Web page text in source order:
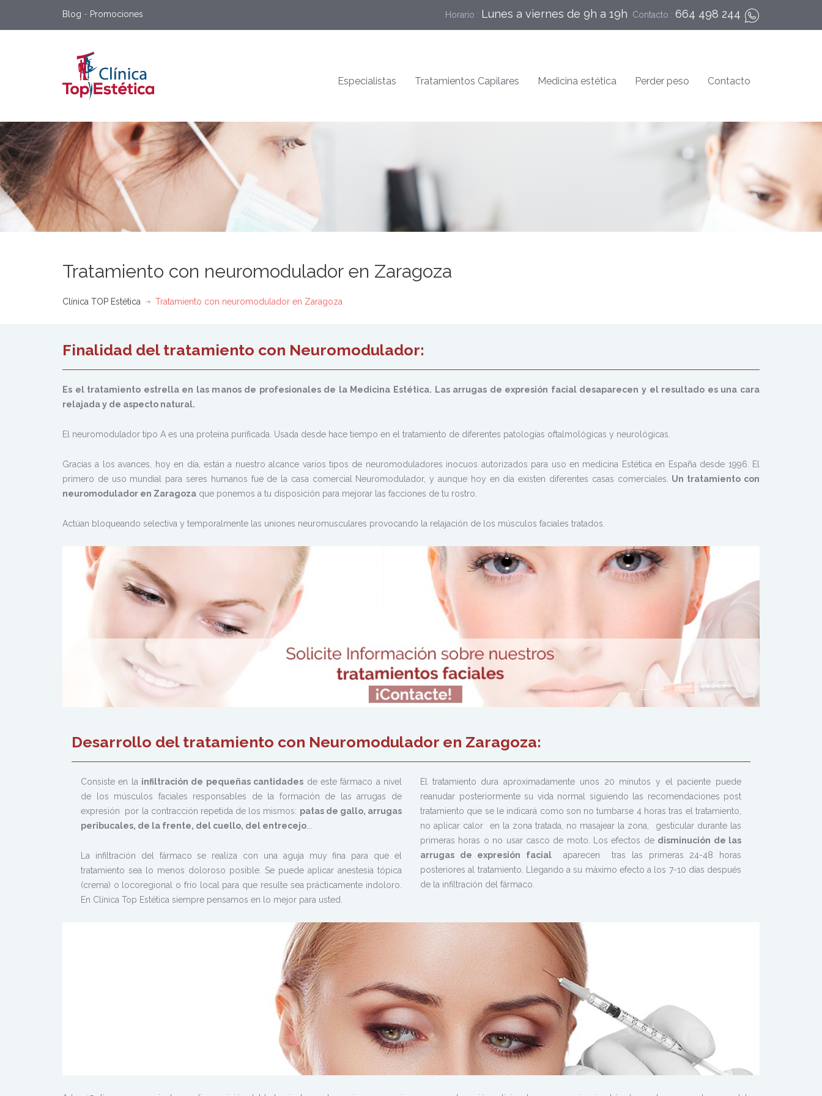
Blog - Promociones Horario : Lunes a viernes de 9h a 19h Contacto : 664 498 244
Especialistas Tratamientos Capilares Medicina estética Perder peso Contacto
Tratamiento con neuromodulador en Zaragoza
Clínica TOP Estética Tratamiento con neuromodulador en Zaragoza
Finalidad del tratamiento con Neuromodulador:
Es el tratamiento estrella en las manos de profesionales de la Medicina Estética. Las arrugas de expresión facial desaparecen y el resultado es una cara
relajada y de aspecto natural.
El neuromodulador tipo A es una proteína purificada. Usada desde hace tiempo en el tratamiento de diferentes patologías oftalmológicas y neurológicas.
Gracias a los avances, hoy en día, están a nuestro alcance varios tipos de neuromoduladores inocuos autorizados para uso en medicina Estética en España desde 1996. El
primero de uso mundial para seres humanos fue de la casa comercial Neuromodulador, y aunque hoy en día existen diferentes casas comerciales. Un tratamiento con
neuromodulador en Zaragoza que ponemos a tu disposición para mejorar las facciones de tu rostro.
Actúan bloqueando selectiva y temporalmente las uniones neuromusculares provocando la relajación de los músculos faciales tratados.
Desarrollo del tratamiento con Neuromodulador en Zaragoza:
Consiste en la infiltración de pequeñas cantidades de este fármaco a nivel
de los músculos faciales responsables de la formación de las arrugas de
expresión por la contracción repetida de los mismos: patas de gallo, arrugas
peribucales, de la frente, del cuello, del entrecejo
La infiltración del fármaco se realiza con una aguja muy fina para que el
tratamiento sea lo menos doloroso posible. Se puede aplicar anestesia tópica
(crema) o locoregional o frío local para que resulte sea prácticamente indoloro.
En Clínica Top Estética siempre pensamos en lo mejor para usted.
El tratamiento dura aproximadamente unos 20 minutos y el paciente puede
reanudar posteriormente su vida normal siguiendo las recomendaciones post
tratamiento que se le indicará como son no tumbarse 4 horas tras el tratamiento,
no aplicar calor en la zona tratada, no masajear la zona, gesticular durante las
primeras horas o no usar casco de moto. Los efectos de disminución de las
arrugas de expresión facial
aparecen tras las primeras 24-48 horas
posteriores al tratamiento. Llegando a su máximo efecto a los 7-10 días después
de la infiltración del fármaco.